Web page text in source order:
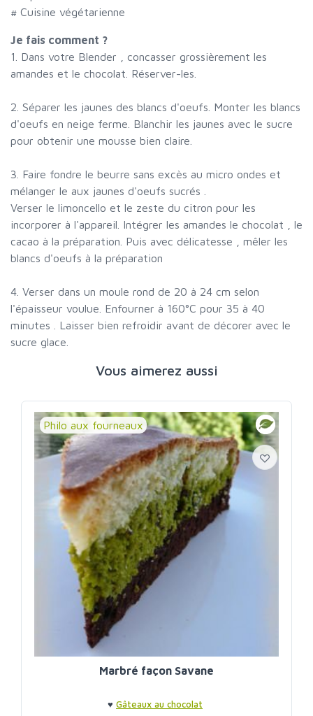
# Cuisine végétarienne
Je fais comment ?
1. Dans votre Blender , concasser grossièrement les
amandes et le chocolat. Réserver-les.
2. Séparer les jaunes des blancs d'oeufs. Monter les blancs
d'oeufs en neige ferme. Blanchir les jaunes avec le sucre
pour obtenir une mousse bien claire.
3. Faire fondre le beurre sans excès au micro ondes et
mélanger le aux jaunes d'oeufs sucrés .
Verser le limoncello et le zeste du citron pour les
incorporer à l'appareil. Intégrer les amandes le chocolat , le
cacao à la préparation. Puis avec délicatesse , mêler les
blancs d'oeufs à la préparation
4. Verser dans un moule rond de 20 à 24 cm selon
l'épaisseur voulue. Enfourner à 160°C pour 35 à 40
minutes . Laisser bien refroidir avant de décorer avec le
sucre glace.
Vous aimerez aussi
Philo aux fourneaux
Marbré façon Savane
♥ Gâteaux au chocolat